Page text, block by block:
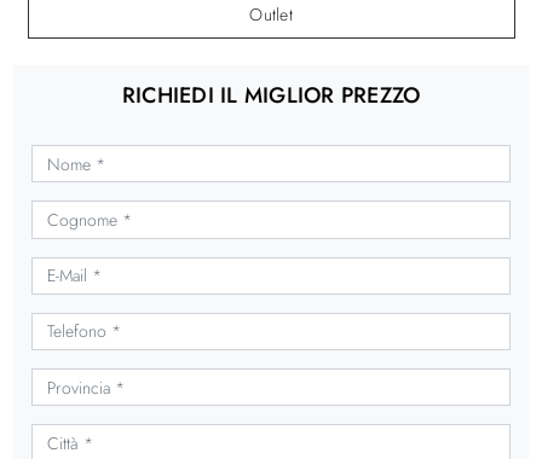
Outlet
RICHIEDI IL MIGLIOR PREZZO